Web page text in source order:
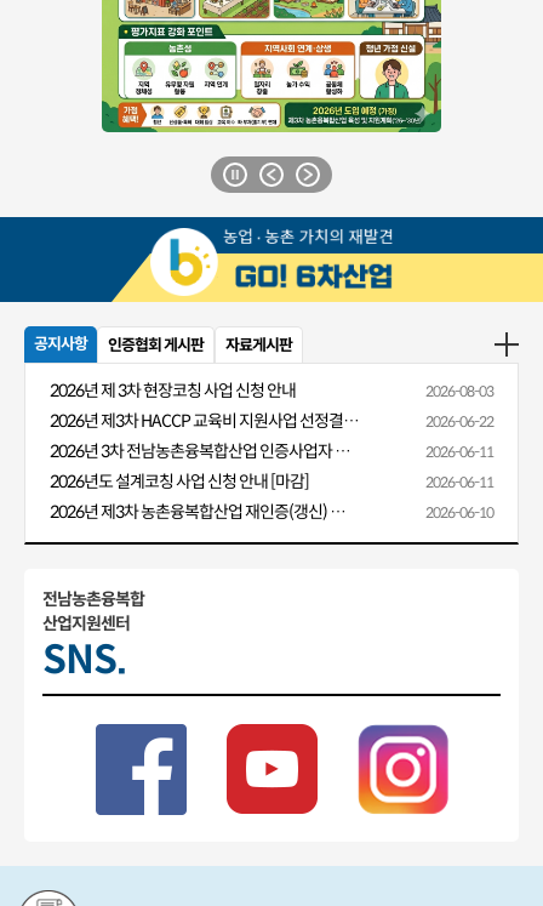
공지사항 인증협회 게시판 자료게시판
2026년 제 3차 현장코칭 사업 신청 안내 2026-08-03
2026년 제3차 HACCP 교육비 지원사업 선정결과 알림 2026-06-22
2026년 3차 전남농촌융복합산업 인증사업자 HACCP 교육비 지원 안내 2026-06-11
2026년도 설계코칭 사업 신청 안내 [마감] 2026-06-11
2026년 제3차 농촌융복합산업 재인증(갱신) 신청 안내 2026-06-10
전남농촌융복합
산업지원센터
SNS.